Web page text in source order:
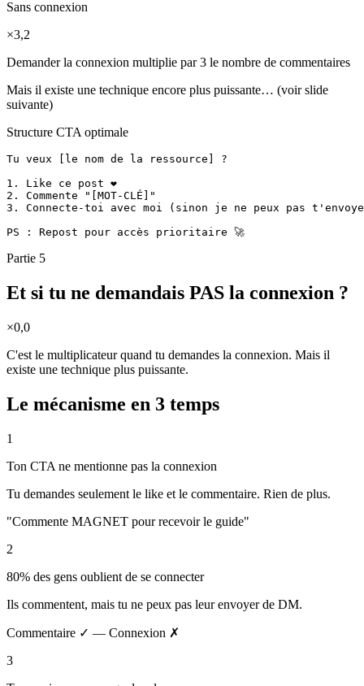
Sans connexion
×3,2
Demander la connexion multiplie par 3 le nombre de commentaires
Mais il existe une technique encore plus puissante… (voir slide
suivante)
Structure CTA optimale
Tu veux [le nom de la ressource] ?
1. Like ce post ❤️
2. Commente "[MOT-CLÉ]"
3. Connecte-toi avec moi (sinon je ne peux pas
PS : Repost pour accès prioritaire 🚀
Partie 5
Et si tu ne demandais PAS la connexion ?
×0,0
C'est le multiplicateur quand tu demandes la connexion. Mais il
existe une technique plus puissante.
Le mécanisme en 3 temps
1
Ton CTA ne mentionne pas la connexion
Tu demandes seulement le like et le commentaire. Rien de plus.
"Commente MAGNET pour recevoir le guide"
2
80% des gens oublient de se connecter
Ils commentent, mais tu ne peux pas leur envoyer de DM.
Commentaire ✓ — Connexion ✗
3